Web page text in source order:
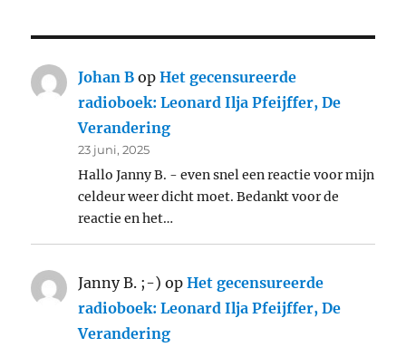
Johan B opHet gecensureerde
radioboek: Leonard Ilja Pfeijffer, De
Verandering
23 juni, 2025
Hallo Janny B. - even snel een reactie voor mijn
celdeur weer dicht moet. Bedankt voor de
reactie en het…
Janny B. ;-) opHet gecensureerde
radioboek: Leonard Ilja Pfeijffer, De
Verandering